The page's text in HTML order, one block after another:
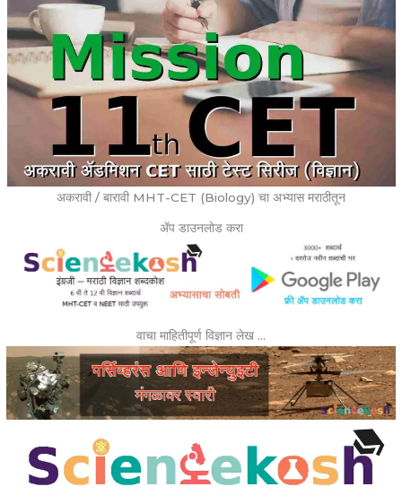
अकरावी / बारावी MHT-CET (Biology) चा अभ्यास मराठीतून
ॲप डाउनलोड करा
वाचा माहितीपूर्ण विज्ञान लेख …